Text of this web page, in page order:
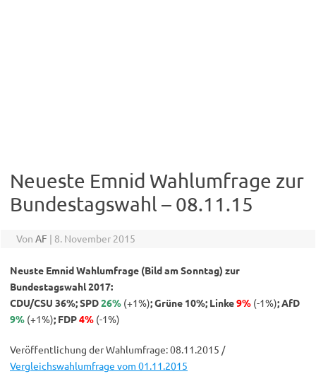
Neueste Emnid Wahlumfrage zur
Bundestagswahl – 08.11.15
Von AF | 8. November 2015
Neuste Emnid Wahlumfrage (Bild am Sonntag) zur
Bundestagswahl 2017:
CDU/CSU 36%; SPD26% (+1%); Grüne 10%; Linke9% (-1%); AfD
9% (+1%); FDP4% (-1%)
Veröffentlichung der Wahlumfrage: 08.11.2015 /
Vergleichswahlumfrage vom 01.11.2015